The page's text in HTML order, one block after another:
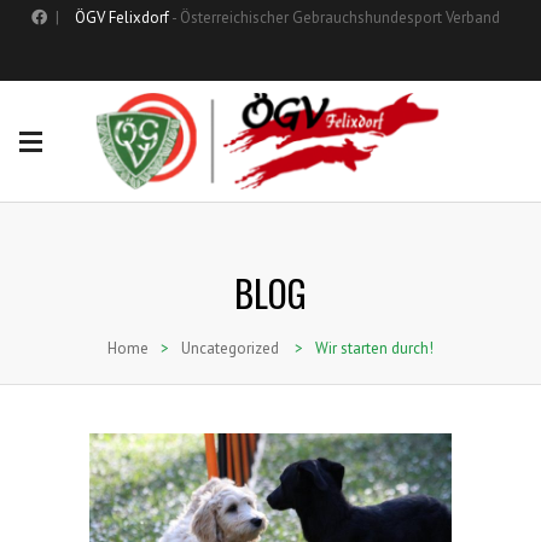
| ÖGV Felixdorf- Österreichischer Gebrauchshundesport Verband
BLOG
Home > Uncategorized > Wir starten durch!